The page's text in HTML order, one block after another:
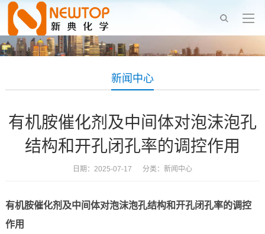
新闻中心
有机胺催化剂及中间体对泡沫泡孔
结构和开孔闭孔率的调控作用
日期：2025-07-17 分类： 新闻中心
有机胺催化剂及中间体对泡沫泡孔结构和开孔闭孔率的调控
作用